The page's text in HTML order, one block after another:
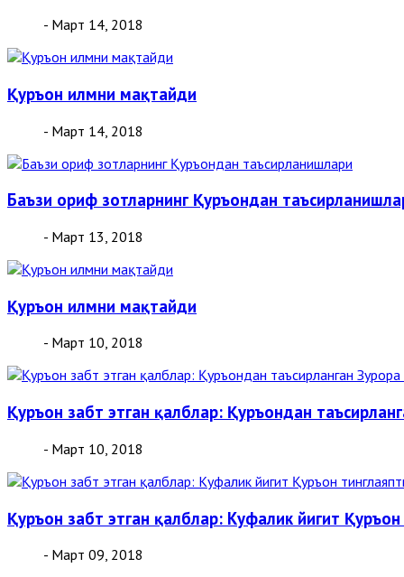
- Март 14, 2018
Қуръон илмни мақтайди
- Март 14, 2018
Баъзи ориф зотларнинг Қуръондан
- Март 13, 2018
Қуръон илмни мақтайди
- Март 10, 2018
Қуръон забт этган қалблар: Қуръондан
- Март 10, 2018
Қуръон забт этган қалблар: Куфалик йигит Қуръон
- Март 09, 2018